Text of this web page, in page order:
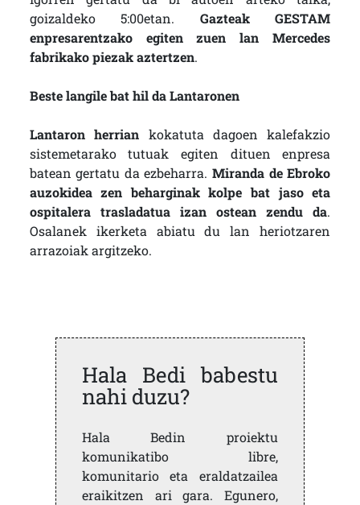
goizaldeko 5:00etan. Gazteak GESTAM
enpresarentzako egiten zuen lan Mercedes
fabrikako piezak aztertzen.
Beste langile bat hil da Lantaronen
Lantaron herrian kokatuta dagoen kalefakzio
sistemetarako tutuak egiten dituen enpresa
batean gertatu da ezbeharra.Miranda de Ebroko
auzokidea zen beharginak kolpe bat jaso eta
ospitalera trasladatua izan ostean zendu da.
Osalanek ikerketa abiatu du lan heriotzaren
arrazoiak argitzeko.
Hala Bedi babestu
nahi duzu?
Hala Bedin proiektu
komunikatibo libre,
komunitario eta eraldatzailea
eraikitzen ari gara. Egunero,